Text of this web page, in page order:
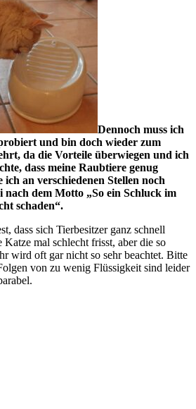
Dennoch muss ich
und bin doch wieder zum
da die Vorteile überwiegen und ich
dass meine Raubtiere genug
an verschiedenen Stellen noch
nach dem Motto „So ein Schluck im
schaden“.
dass sich Tierbesitzer ganz schnell
Katze mal schlecht frisst, aber die so
wird oft gar nicht so sehr beachtet. Bitte
von zu wenig Flüssigkeit sind leider